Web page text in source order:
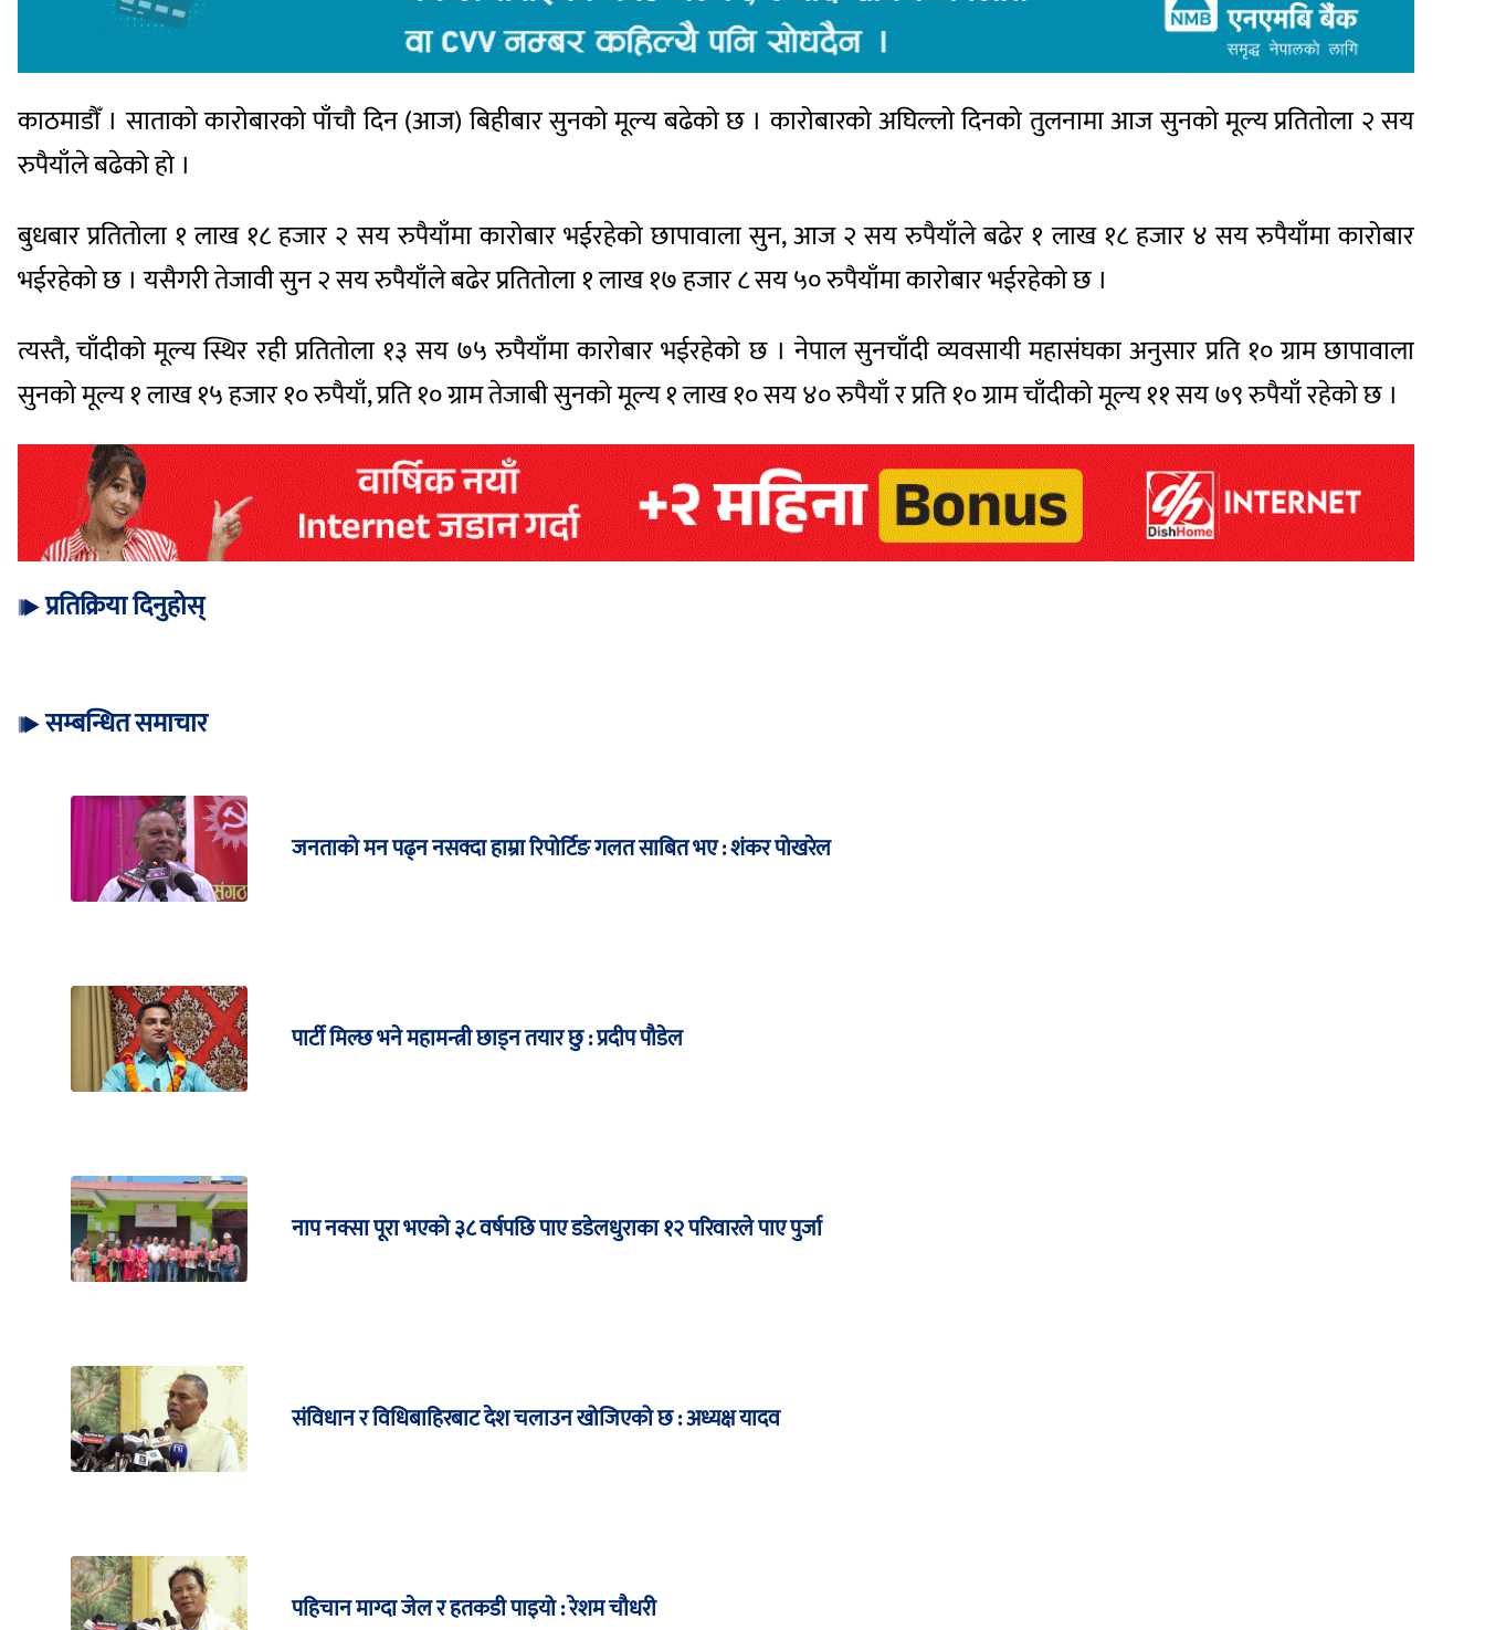
काठमाडौँ । साताको कारोबारको पाँचौ दिन (आज) बिहीबार सुनको मूल्य बढेको छ । कारोबारको अघिल्लो दिनको तुलनामा आज सुनको मूल्य प्रतितोला २ सय
रुपैयाँले बढेको हो ।
बुधबार प्रतितोला १ लाख १८ हजार २ सय रुपैयाँमा कारोबार भईरहेको छापावाला सुन, आज २ सय रुपैयाँले बढेर १ लाख १८ हजार ४ सय रुपैयाँमा कारोबार
भईरहेको छ । यसैगरी तेजावी सुन २ सय रुपैयाँले बढेर प्रतितोला १ लाख १७ हजार ८ सय ५० रुपैयाँमा कारोबार भईरहेको छ ।
त्यस्तै, चाँदीको मूल्य स्थिर रही प्रतितोला १३ सय ७५ रुपैयाँमा कारोबार भईरहेको छ । नेपाल सुनचाँदी व्यवसायी महासंघका अनुसार प्रति १० ग्राम छापावाला
सुनको मूल्य १ लाख १५ हजार १० रुपैयाँ, प्रति १० ग्राम तेजाबी सुनको मूल्य १ लाख १० सय ४० रुपैयाँ र प्रति १० ग्राम चाँदीको मूल्य ११ सय ७९ रुपैयाँ रहेको छ ।
प्रतिक्रिया दिनुहोस्
सम्बन्धित समाचार
जनताको मन पढ्न नसक्दा हाम्रा रिपोर्टिङ गलत साबित भए : शंकर पोखरेल
पार्टी मिल्छ भने महामन्त्री छाड्न तयार छु : प्रदीप पौडेल
नाप नक्सा पूरा भएको ३८ वर्षपछि पाए डडेलधुराका १२ परिवारले पाए पुर्जा
संविधान र विधिबाहिरबाट देश चलाउन खोजिएको छ : अध्यक्ष यादव
पहिचान माग्दा जेल र हतकडी पाइयो : रेशम चौधरी